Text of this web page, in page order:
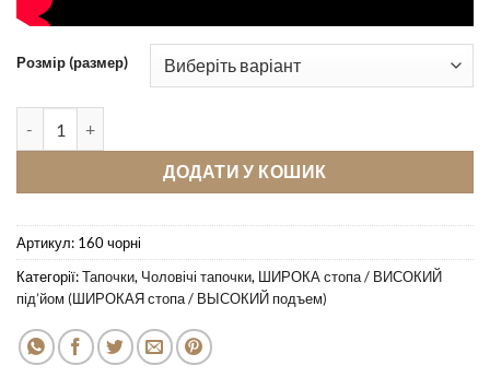
Розмір (размер)
ДОДАТИ У КОШИК
Артикул: 160 чорні
Категорії:Тапочки, Чоловічі тапочки, ШИРОКА стопа / ВИСОКИЙ
під’йом (ШИРОКАЯ стопа / ВЫСОКИЙ подъем)